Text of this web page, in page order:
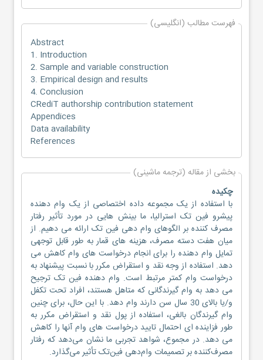
فهرست مطالب (انگلیسی)
Abstract
1. Introduction
2. Sample and variable construction
3. Empirical design and results
4. Conclusion
CRediT authorship contribution statement
Appendices
Data availability
References
بخشی از مقاله (ترجمه ماشینی)
چکیده
با استفاده از یک مجموعه داده اختصاصی از یک وام دهنده
پیشرو فین تک استرالیا، ما بینش هایی در مورد تأثیر رفتار
مصرف کننده بر الگوهای وام دهی فین تک ارائه می دهیم. از
میان هفت دسته مصرف، هزینه های قمار به طور قابل توجهی
تمایل وام دهنده را برای انجام درخواست های وام کاهش می
دهد. استفاده از وجه نقد و استقراض مکرر با نسبت پیشنهاد به
درخواست وام کمتر مرتبط است. وام دهنده فین تک ترجیح
می دهد به وام گیرندگانی که متاهل هستند، افراد تحت تکفل
و/یا بالای 30 سال سن دارند وام دهد. با این حال، برای چنین
وام گیرندگان بالغی، استفاده از پول نقد و استقراض مکرر به
طور فزاینده ای احتمال تایید درخواست های وام آنها را کاهش
می دهد. در مجموع، شواهد تجربی ما نشان می‌دهد که رفتار
مصرف‌کننده بر تصمیمات وام‌دهی فین‌تک تأثیر می‌گذارد.